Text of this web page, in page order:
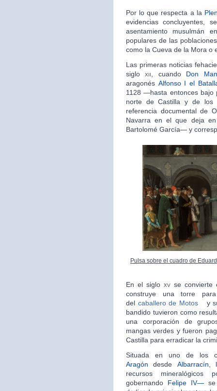
Por lo que respecta a la
evidencias concluyentes,
asentamiento musulmán
populares de las
como la Cueva de la Mora o
Las primeras noticias
sigloxii , cuando Don
aragonés Alfonso I el
1128 —hasta entonces
norte de Castilla y de los
referencia documental de
Navarra en el que deja
Bartolomé García— y
Pulsa sobre el cuadro de
En el sigloxv se convierte
construye una torre
del caballero de Motos
y
bandido tuvieron como
una corporación de
mangas verdes y fueron
Castilla para erradicar la
Situada en uno de los
Aragón desde Albarrací­­­n,
recursos
gobernando Felipe IV—